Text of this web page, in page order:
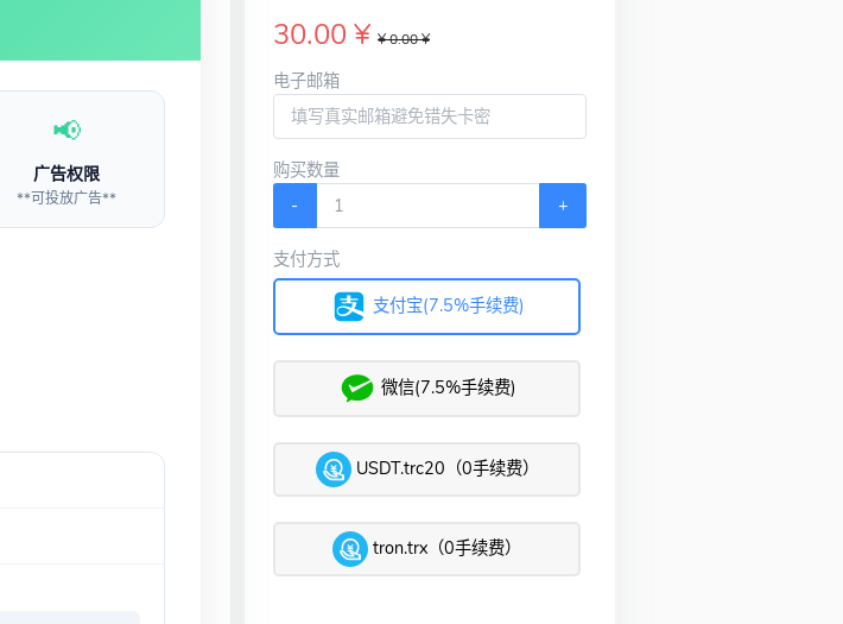
30.00 ¥ ¥ 0.00 ¥
电子邮箱
购买数量
-
+
支付方式
支付宝(7.5%手续费)
微信(7.5%手续费)
USDT.trc20（0手续费）
tron.trx（0手续费）
📢
广告权限
**可投放广告**